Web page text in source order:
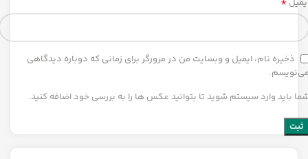
ذخیره نام، ایمیل و وبسایت من در مرورگر برای زمانی که دوباره دیدگاهی
باید وارد سیستم شوید تا بتوانید عکس ها را به بررسی خود اضافه کنید.